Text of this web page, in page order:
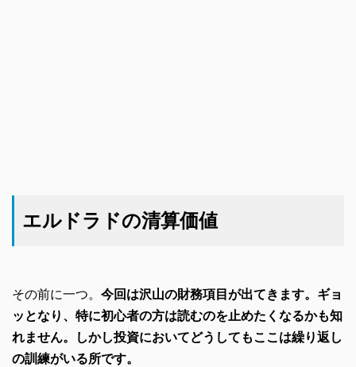
エルドラドの清算価値
その前に一つ。 今回は沢山の財務項目が出てきます。ギョ
ッとなり、特に初心者の方は読むのを止めたくなるかも知
れません。しかし投資においてどうしてもここは繰り返し
の訓練がいる所です。